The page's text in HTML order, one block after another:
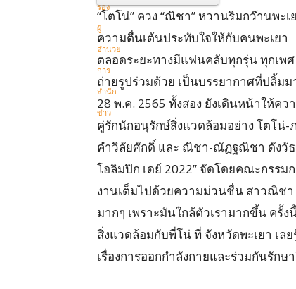
“โตโน่” ควง “ณิชา” หวานริมกว๊านพะเ
ความตื่นเต้นประทับใจให้กับคนพะเยา
ตลอดระยะทางมีแฟนคลับทุกรุ่น ทุกเพ
ถ่ายรูปร่วมด้วย เป็นบรรยากาศที่ปลิ้มม
28 พ.ค. 2565 ทั้งสอง ยังเดินหน้าให้ค
คู่รักนักอนุรักษ์สิ่งแวดล้อมอย่าง โตโน่-
คำวิลัยศักดิ์ และ ณิชา-ณัฏฐณิชา ดังวัธ
โอลิมปิก เดย์ 2022” จัดโดยคณะกรรม
งานเต็มไปด้วยความม่วนชื่น สาวณิชา
มากๆ เพราะมันใกล้ตัวเรามากขึ้น ครั้
สิ่งแวดล้อมกับพี่โน่ ที่ จังหวัดพะเยา เล
เรื่องการออกกำลังกายและร่วมกันรัก